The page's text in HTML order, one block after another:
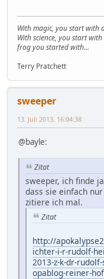
With magic, you start with
With science, you start
frog you started with...
Terry Pratchett
sweeper
13. Juli 2013, 16:04:38
@bayle:
Zitat
sweeper, ich finde
dass sie einfach
zitiere ich mal.
Zitat
http://
ichter-i-r-rudolf-
2013-z-k-dr-
opablog-reiner-